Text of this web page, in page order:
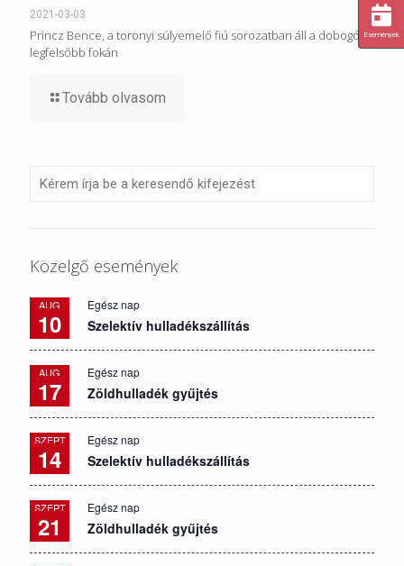
2021-03-03
Princz Bence, a toronyi súlyemelő fiú sorozatban áll a dobogó
legfelsőbb fokán
Tovább olvasom
Közelgő események
AUG
10
Egész nap
Szelektív hulladékszállítás
AUG
17
Egész nap
Zöldhulladék gyűjtés
SZEPT
14
Egész nap
Szelektív hulladékszállítás
SZEPT
21
Egész nap
Zöldhulladék gyűjtés
Események